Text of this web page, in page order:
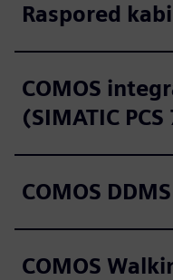
Raspored
COMOS
(SIMATIC PCS
COMOS
COMOS